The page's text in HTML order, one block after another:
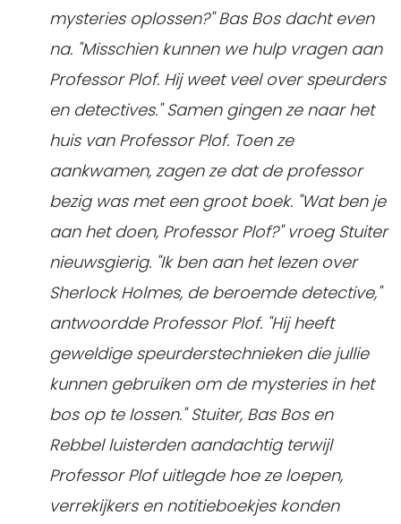
mysteries oplossen?" Bas Bos dacht even
na. "Misschien kunnen we hulp vragen aan
Professor Plof. Hij weet veel over speurders
en detectives." Samen gingen ze naar het
huis van Professor Plof. Toen ze
aankwamen, zagen ze dat de professor
bezig was met een groot boek. "Wat ben je
aan het doen, Professor Plof?" vroeg Stuiter
nieuwsgierig. "Ik ben aan het lezen over
Sherlock Holmes, de beroemde detective,"
antwoordde Professor Plof. "Hij heeft
geweldige speurderstechnieken die jullie
kunnen gebruiken om de mysteries in het
bos op te lossen." Stuiter, Bas Bos en
Rebbel luisterden aandachtig terwijl
Professor Plof uitlegde hoe ze loepen,
verrekijkers en notitieboekjes konden